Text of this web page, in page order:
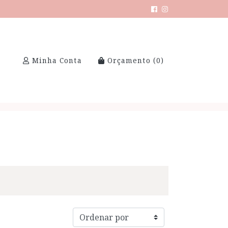
Minha Conta Orçamento (0)